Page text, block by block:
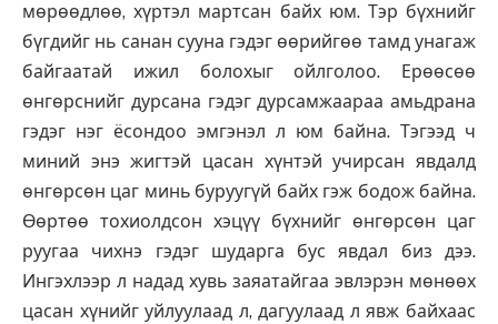
мөрөөдлөө, хүртэл мартсан байх юм. Тэр бүхнийг
бүгдийг нь санан сууна гэдэг өөрийгөө тамд унагаж
байгаатай ижил болохыг ойлголоо. Ерөөсөө
өнгөрснийг дурсана гэдэг дурсамжаараа амьдрана
гэдэг нэг ёсондоо эмгэнэл л юм байна. Тэгээд ч
миний энэ жигтэй цасан хүнтэй учирсан явдалд
өнгөрсөн цаг минь буруугүй байх гэж бодож байна.
Өөртөө тохиолдсон хэцүү бүхнийг өнгөрсөн цаг
руугаа чихнэ гэдэг шударга бус явдал биз дээ.
Ингэхлээр л надад хувь заяатайгаа эвлэрэн мөнөөх
цасан хүнийг уйлуулаад л, дагуулаад л явж байхаас